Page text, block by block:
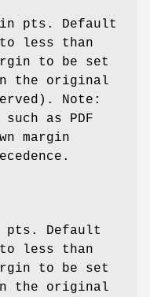
pts. Default
less than
to be set
the original
Note:
as PDF
margin
pts. Default
less than
to be set
the original